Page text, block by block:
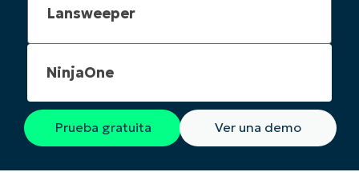
NinjaOne
Prueba gratuita Ver una demo